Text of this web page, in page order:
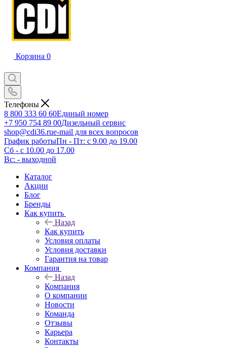
Корзина 0
Телефоны
8 800 333 60 60Единый номер
+7 950 754 89 00Дизельный сервис
shop@cdi36.rue-mail для всех вопросов
График работыПн - Пт: с 9.00 до 19.00
Сб - с 10.00 до 17.00
Вс: - выходной
Каталог
Акции
Блог
Бренды
Как купить
Назад
Как купить
Условия оплаты
Условия доставки
Гарантия на товар
Компания
Назад
Компания
О компании
Новости
Команда
Отзывы
Карьера
Контакты